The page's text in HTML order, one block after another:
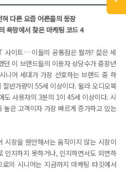
다른 요즘 어른들의 등장
욕망에서 찾은 마케팅 코드 4
사이트… 이들의 공통점은 뭘까? 젊은 세
던 이 브랜드들의 이용자 상당수가 중장년
니어 세대가 가장 선호하는 브랜드 중 하
반가량이 55세 이상이다. 윌라 오디오북
도 사용자의 3분의 1이 45세 이상이다. 시
높은 고객이자 가장 빠르게 증가하고 있는
시장을 웬만해서는 움직이지 않는 시장이
인지하지 못하거나, 인지하면서도 외면하
의 시니어는 지금까지 마케팅 타깃에서